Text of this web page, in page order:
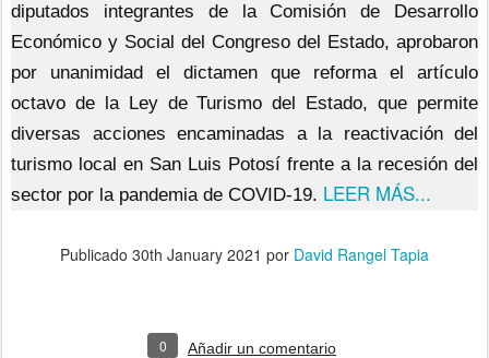
diputados integrantes de la Comisión de Desarrollo
Económico y Social del Congreso del Estado, aprobaron
por unanimidad el dictamen que reforma el artículo
octavo de la Ley de Turismo del Estado, que permite
diversas acciones encaminadas a la reactivación del
turismo local en San Luis Potosí frente a la recesión del
sector por la pandemia de COVID-19. LEER MÁS...
Publicado 30th January 2021 por David Rangel Tapia
0 Añadir un comentario